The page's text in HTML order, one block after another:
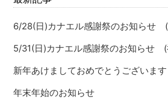
6/28(日)カナエル感謝祭のお知らせ
5/31(日)カナエル感謝祭のお知らせ (
新年あけましておめでとうございます
年末年始のお知らせ